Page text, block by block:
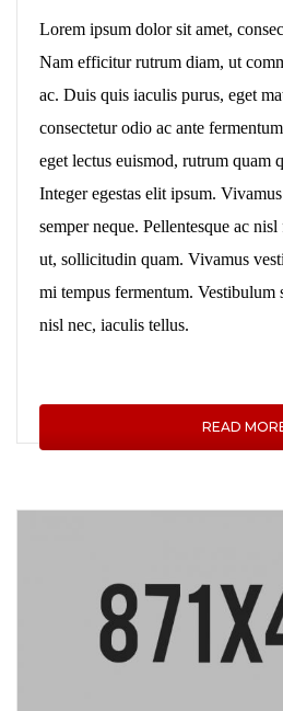
Lorem ipsum dolor sit amet,
Nam efficitur rutrum diam, ut
ac. Duis quis iaculis purus, eget
consectetur odio ac ante
eget lectus euismod, rutrum quam
Integer egestas elit ipsum.
semper neque. Pellentesque ac
ut, sollicitudin quam. Vivamus
mi tempus fermentum. Vestibulum
nisl nec, iaculis tellus.
READ